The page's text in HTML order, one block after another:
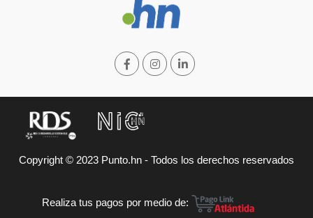
Copyright © 2023 Punto.hn - Todos los derechos reservados
Realiza tus pagos por medio de: